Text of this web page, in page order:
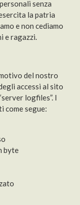
senza
la patria
e non cediamo
e ragazzi.
del nostro
accessi al sito
logfiles”. I
come segue:
byte